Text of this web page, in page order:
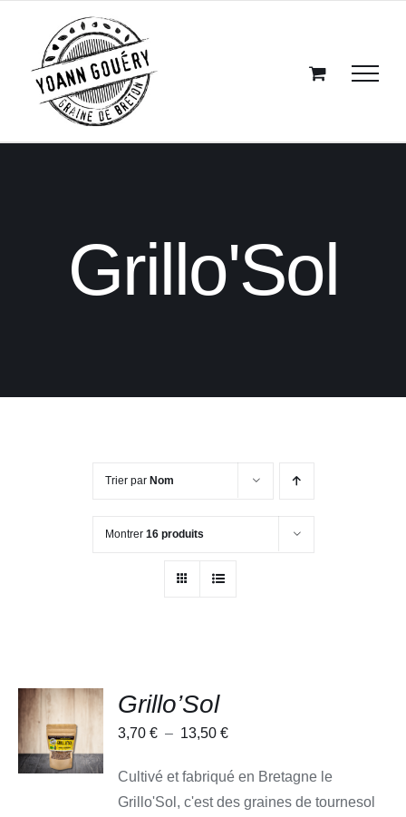
contenu
Grillo'Sol
Trier par Nom
Montrer 16 produits
CHOIX
DES
OPTIONS
CE
PRODUIT
PLUSIEURS
/
DÉTAILS
Grillo’Sol
3,70€ – 13,50€Plage
prix :
3,70 €
Cultivé et fabriqué en Bretagne le
Grillo'Sol, c'est des graines de tournesol